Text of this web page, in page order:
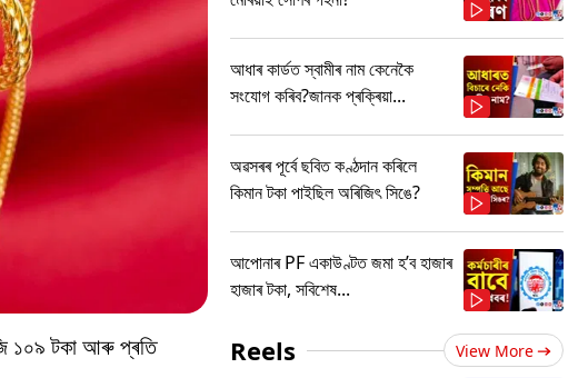
১০৯ টকা আৰু প্ৰতি
আধাৰ কাৰ্ডত স্বামীৰ নাম কেনেকৈ
সংযোগ কৰিব?জানক প্ৰক্ৰিয়া...
অৱসৰৰ পূৰ্বে ছবিত কণ্ঠদান কৰিলে
কিমান টকা পাইছিল অৰিজিৎ সিঙে?
আপোনাৰ PF একাউণ্টত জমা হ’ব হাজাৰ
হাজাৰ টকা, সবিশেষ...
Reels View More